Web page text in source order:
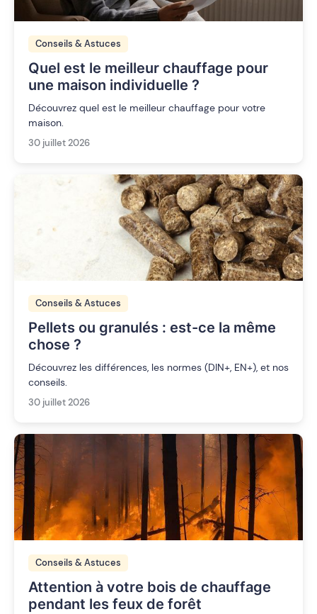
Conseils & Astuces
Quel est le meilleur chauffage pour
une maison individuelle ?
Découvrez quel est le meilleur chauffage pour votre
maison.
30 juillet 2026
Conseils & Astuces
Pellets ou granulés : est-ce la même
chose ?
Découvrez les différences, les normes (DIN+, EN+), et nos
conseils.
30 juillet 2026
Conseils & Astuces
Attention à votre bois de chauffage
pendant les feux de forêt